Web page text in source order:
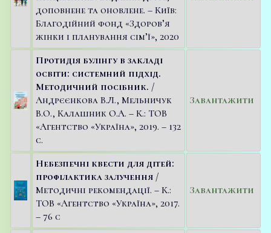
доповнене та оновлене. – Київ:
Благодійний фонд «Здоров’я
жінки і планування сім’ї», 2020
Протидія булінгу в закладі
освіти: системний підхід.
Методичний посібник. /
Андрєєнкова В.Л., Мельничук
В.О., Калашник О.А. – К.: ТОВ
«Агентство «Україна», 2019. – 132
с.
Завантажити
Небезпечні квести для дітей:
профілактика залучення /
Методичні рекомендації. – К.:
ТОВ «Агентство «Україна», 2017.
– 76 с
Завантажити